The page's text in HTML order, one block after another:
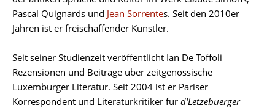
Pascal Quignards und Jean Sorrentes. Seit den 2010er
Jahren ist er freischaffender Künstler.
Seit seiner Studienzeit veröffentlicht Ian De Toffoli
Rezensionen und Beiträge über zeitgenössische
Luxemburger Literatur. Seit 2004 ist er Pariser
Korrespondent und Literaturkritiker für d'Lëtzebuerger